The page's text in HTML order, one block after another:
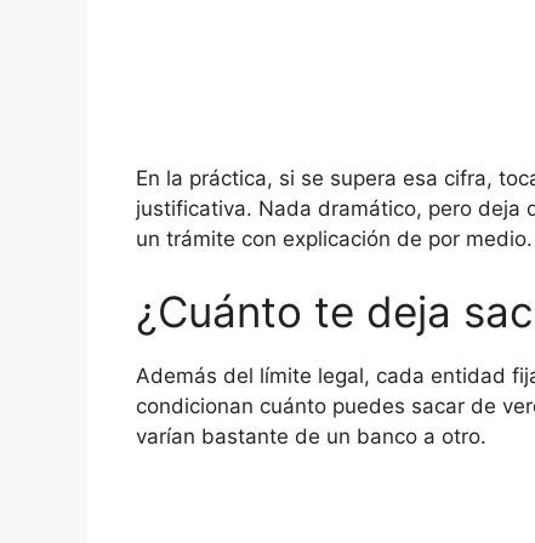
En la práctica, si se supera esa cifra,
justificativa. Nada dramático, pero deja
un trámite con explicación de por medio.
¿Cuánto te deja
Además del límite legal, cada entidad
condicionan cuánto puedes sacar de
varían bastante de un banco a otro.